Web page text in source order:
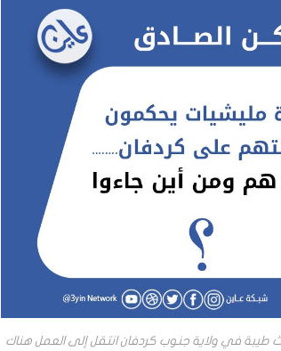
طيبة في ولاية جنوب كردفان انتقل إلى العمل هناك